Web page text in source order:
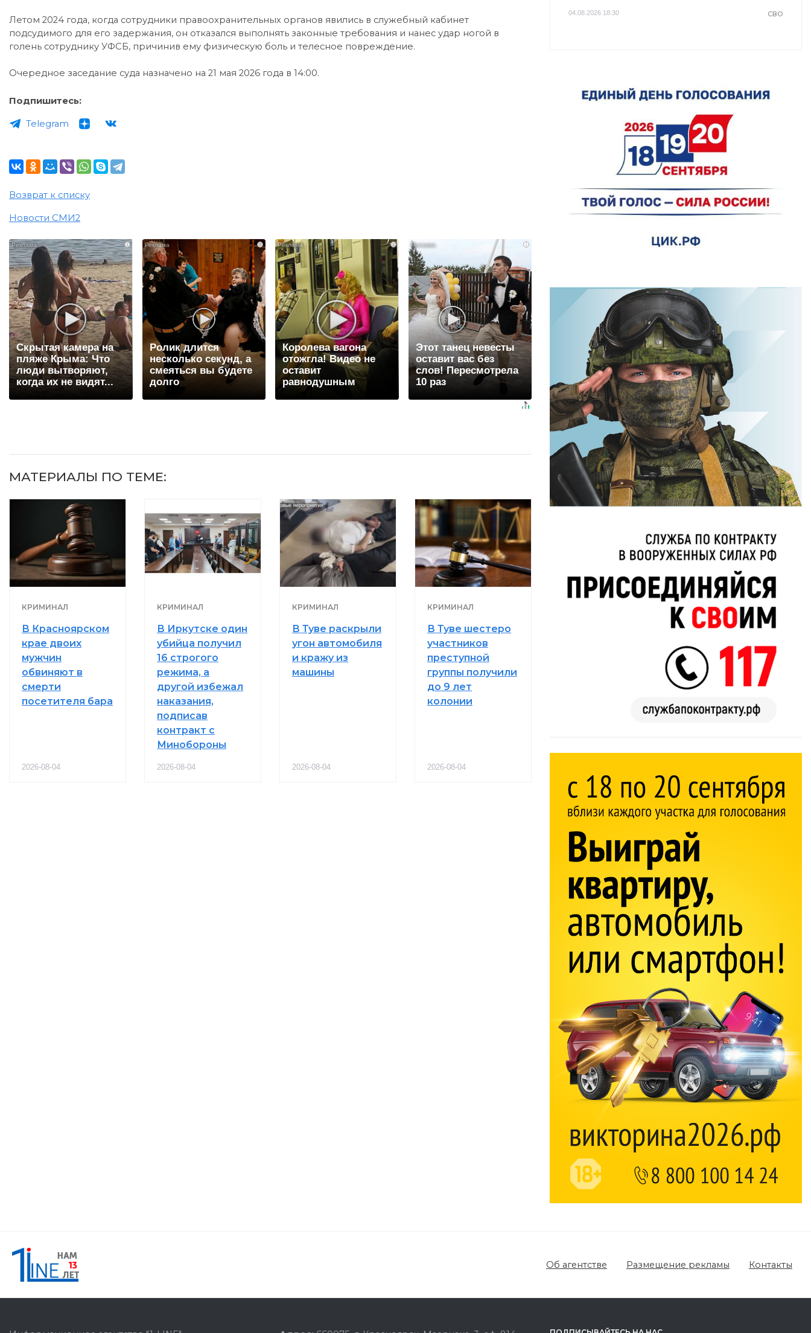
Летом 2024 года, когда сотрудники правоохранительных органов явились в служебный кабинет
подсудимого для его задержания, он отказался выполнять законные требования и нанес удар ногой в
голень сотруднику УФСБ, причинив ему физическую боль и телесное повреждение.
Очередное заседание суда назначено на 21 мая 2026 года в 14:00.
Подпишитесь:
Telegram
Возврат к списку
Новости СМИ2
i
Скрытая камера на
пляже Крыма: Что
люди вытворяют,
когда их не видят...
i
Ролик длится
несколько секунд, а
смеяться вы будете
долго
i
Королева вагона
отожгла! Видео не
оставит
равнодушным
i
Этот танец невесты
оставит вас без
слов! Пересмотрела
10 раз
МАТЕРИАЛЫ ПО ТЕМЕ:
КРИМИНАЛ
В Красноярском
крае двоих
мужчин
обвиняют в
смерти
посетителя бара
2026-08-04
КРИМИНАЛ
В Иркутске один
убийца получил
16 строгого
режима, а
другой избежал
наказания,
подписав
контракт с
Минобороны
2026-08-04
КРИМИНАЛ
В Туве раскрыли
угон автомобиля
и кражу из
машины
2026-08-04
КРИМИНАЛ
В Туве шестеро
участников
преступной
группы получили
до 9 лет
колонии
2026-08-04
04.08.2026 18:30 СВО
Об агентстве Размещение рекламы Контакты